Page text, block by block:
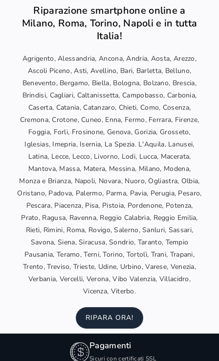
Riparazione smartphone online a
Milano, Roma, Torino, Napoli e in tutta
Italia!
Agrigento, Alessandria, Ancona, Andria, Aosta, Arezzo,
Ascoli Piceno, Asti, Avellino, Bari, Barletta, Belluno,
Benevento, Bergamo, Biella, Bologna, Bolzano, Brescia,
Brindisi, Cagliari, Caltanissetta, Campobasso, Carbonia,
Caserta, Catania, Catanzaro, Chieti, Como, Cosenza,
Cremona, Crotone, Cuneo, Enna, Fermo, Ferrara, Firenze,
Foggia, Forli, Frosinone, Genova, Gorizia, Grosseto,
Iglesias, Imepria, Isernia, La Spezia. L'Aquila, Lanusei,
Latina, Lecce, Lecco, Livorno, Lodi, Lucca, Macerata,
Mantova, Massa, Matera, Messina, Milano, Modena,
Monza e Brianza, Napoli, Novara, Nuoro, Ogliastra, Olbia,
Oristano, Padova, Palermo, Parma, Pavia, Perugia, Pesaro,
Pescara, Piacenza, Pisa, Pistoia, Pordenone, Potenza,
Prato, Ragusa, Ravenna, Reggio Calabria, Reggio Emilia,
Rieti, Rimini, Roma, Rovigo, Salerno, Sanluri, Sassari,
Savona, Siena, Siracusa, Sondrio, Taranto, Tempio
Pausania, Teramo, Terni, Torino, Tortolì, Trani, Trapani,
Trento, Treviso, Trieste, Udine, Urbino, Varese, Venezia,
Verbania, Vercelli, Verona, Vibo Valenzia, Villacidro,
Vicenza, Viterbo.
RIPARA ORA!
Pagamenti
Sicuri con certificati SSL